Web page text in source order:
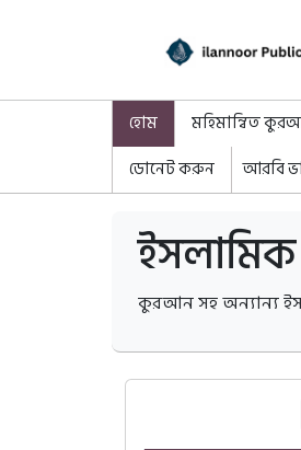
হোম মহিমান্বিত
ডোনেট করুন
আরবি
কুরআন সহ অন্যান্য